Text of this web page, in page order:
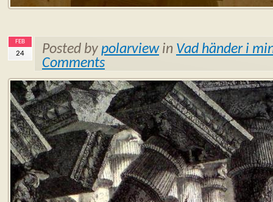
FEB
24 Posted by polarviewin Vad händer i
Comments